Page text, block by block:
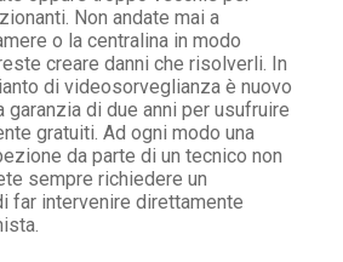
Non andate mai a
o la centralina in modo
creare danni che risolverli. In
di videosorveglianza è nuovo
garanzia di due anni per usufruire
gratuiti. Ad ogni modo una
da parte di un tecnico non
sempre richiedere un
far intervenire direttamente